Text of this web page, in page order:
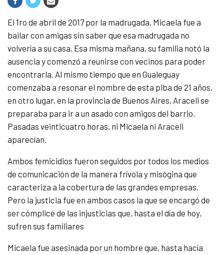
El 1ro de abril de 2017 por la madrugada, Micaela fue a
bailar con amigas sin saber que esa madrugada no
volvería a su casa. Esa misma mañana, su familia notó la
ausencia y comenzó a reunirse con vecinos para poder
encontrarla. Al mismo tiempo que en Gualeguay
comenzaba a resonar el nombre de esta piba de 21 años,
en otro lugar, en la provincia de Buenos Aires, Araceli se
preparaba para ir a un asado con amigos del barrio.
Pasadas veinticuatro horas, ni Micaela ni Araceli
aparecían.
Ambos femicidios fueron seguidos por todos los medios
de comunicación de la manera frívola y misógina que
caracteriza a la cobertura de las grandes empresas.
Pero la justicia fue en ambos casos la que se encargó de
ser cómplice de las injusticias que, hasta el día de hoy,
sufren sus familiares
Micaela fue asesinada por un hombre que, hasta hacía